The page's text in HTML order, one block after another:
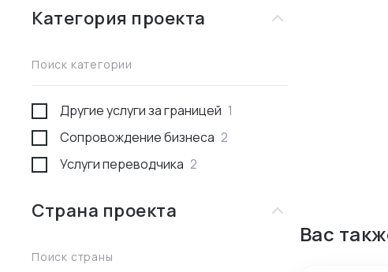
Категория проекта
Поиск категории
Другие услуги за границей 1
Сопровождение бизнеса 2
Услуги переводчика 2
Страна проекта
Поиск страны
Вас